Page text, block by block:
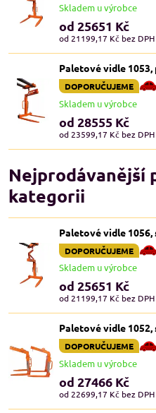
Skladem u výrobce
od 25651 Kč
od 21199,17 Kč bez DPH
Paletové vidle
DOPORUČUJEME
Skladem u výrobce
od 28555 Kč
od 23599,17 Kč bez DPH
Nejprodávanější
kategorii
Paletové vidle
DOPORUČUJEME
Skladem u výrobce
od 25651 Kč
od 21199,17 Kč bez DPH
Paletové vidle
DOPORUČUJEME
Skladem u výrobce
od 27466 Kč
od 22699,17 Kč bez DPH